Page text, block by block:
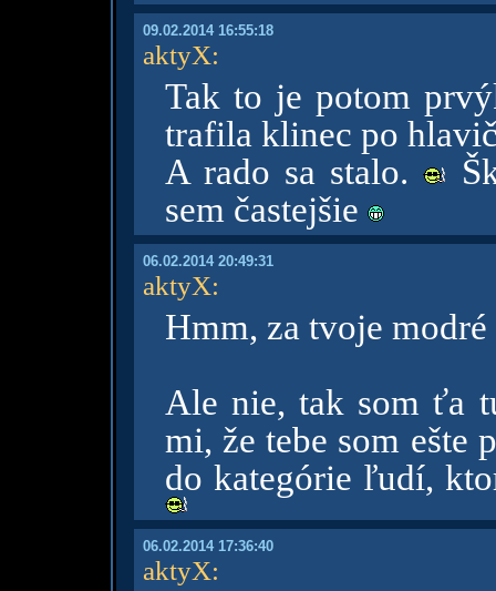
09.02.2014 16:55:18
aktyX:
Tak to je potom
trafila klinec po
A rado sa stalo.
sem častejšie
06.02.2014 20:49:31
aktyX:
Hmm, za tvoje
Ale nie, tak som ťa
mi, že tebe som ešte
do kategórie ľudí,
06.02.2014 17:36:40
aktyX: